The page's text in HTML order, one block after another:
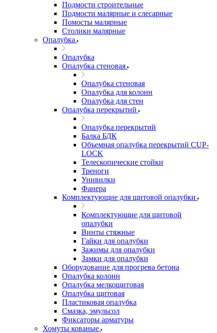
Подмости строительные
Подмости малярные и слесарные
Помосты малярные
Столики малярные
Опалубка
Опалубка
Опалубка стеновая
Опалубка стеновая
Опалубка для колонн
Опалубка для стен
Опалубка перекрытий
Опалубка перекрытий
Балка БДК
Объемная опалубка перекрытий CUP-
LOCK
Телескопические стойки
Треноги
Унивилки
Фанера
Комплектующие для щитовой опалубки
Комплектующие для щитовой
опалубки
Винты стяжные
Гайки для опалубки
Зажимы для опалубки
Замки для опалубки
Оборудование для прогрева бетона
Опалубка колонн
Опалубка мелкощитовая
Опалубка щитовая
Пластиковая опалубка
Смазка, эмульсол
Фиксаторы арматуры
Хомуты кованые